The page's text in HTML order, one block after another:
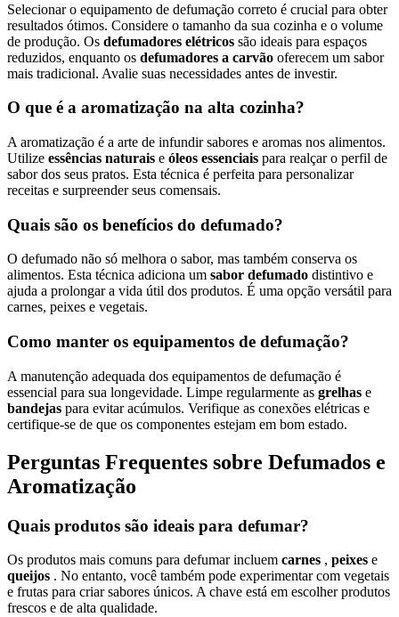
Selecionar o equipamento de defumação correto é crucial para obter
resultados ótimos. Considere o tamanho da sua cozinha e o volume
de produção. Os defumadores elétricos são ideais para espaços
reduzidos, enquanto os defumadores a carvão oferecem um sabor
mais tradicional. Avalie suas necessidades antes de investir.
O que é a aromatização na alta cozinha?
A aromatização é a arte de infundir sabores e aromas nos alimentos.
Utilize essências naturais e óleos essenciais para realçar o perfil de
sabor dos seus pratos. Esta técnica é perfeita para personalizar
receitas e surpreender seus comensais.
Quais são os benefícios do defumado?
O defumado não só melhora o sabor, mas também conserva os
alimentos. Esta técnica adiciona um sabor defumado distintivo e
ajuda a prolongar a vida útil dos produtos. É uma opção versátil para
carnes, peixes e vegetais.
Como manter os equipamentos de defumação?
A manutenção adequada dos equipamentos de defumação é
essencial para sua longevidade. Limpe regularmente as grelhas e
bandejas para evitar acúmulos. Verifique as conexões elétricas e
certifique-se de que os componentes estejam em bom estado.
Perguntas Frequentes sobre Defumados e
Aromatização
Quais produtos são ideais para defumar?
Os produtos mais comuns para defumar incluem carnes , peixes e
queijos . No entanto, você também pode experimentar com vegetais
e frutas para criar sabores únicos. A chave está em escolher produtos
frescos e de alta qualidade.